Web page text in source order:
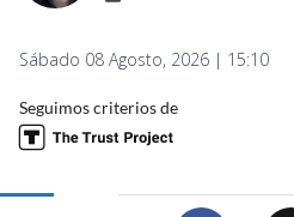
Sábado 08 Agosto, 2026 | 15:10
Seguimos criterios de